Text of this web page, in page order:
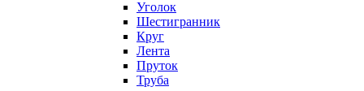
Уголок
Шестигранник
Круг
Лента
Пруток
Труба